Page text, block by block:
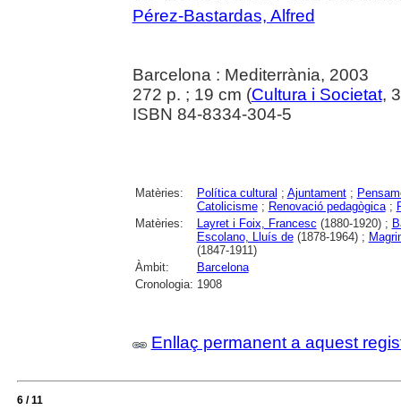
Pérez-Bastardas, Alfred
Barcelona : Mediterrània, 2003
272 p. ; 19 cm (Cultura i Societat,
ISBN 84-8334-304-5
Matèries: Política cultural ; Ajuntament;
Catolicisme; Renovació pedagògica;
Matèries:
Layret i Foix, Francesc (1880-1920) ;
Escolano, Lluís de(1878-1964) ;
(1847-1911)
Àmbit:
Barcelona
Cronologia: 1908
Enllaç permanent a aquest
6 / 11